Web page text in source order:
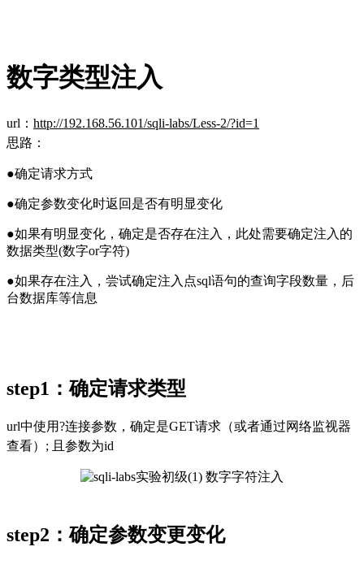
数字类型注入
url： http://192.168.56.101/sqli-labs/Less-2/?id=1
思路：
●确定请求方式
●确定参数变化时返回是否有明显变化
●如果有明显变化，确定是否存在注入，此处需要确定注入的
数据类型(数字or字符)
●如果存在注入，尝试确定注入点sql语句的查询字段数量，后
台数据库等信息
step1：确定请求类型
url中使用?连接参数，确定是GET请求（或者通过网络监视器
查看）; 且参数为id
step2：确定参数变更变化